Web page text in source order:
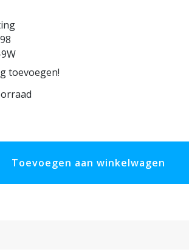
toevoegen!
Toevoegen aan winkelwagen